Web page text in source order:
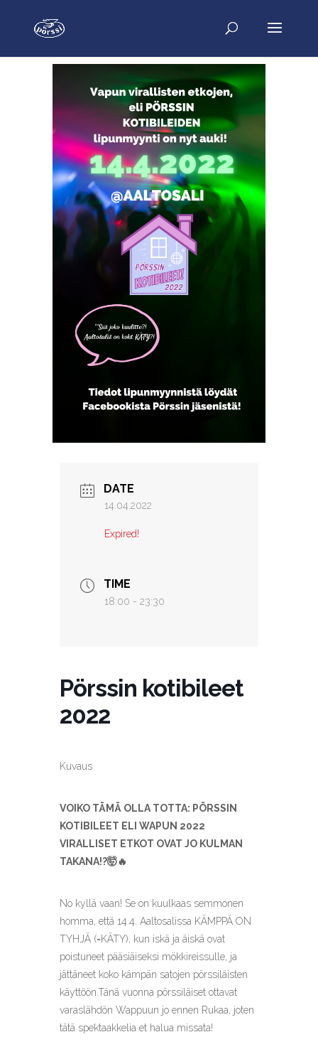
DATE
14.04.2022
Expired!
TIME
18:00 - 23:30
Pörssin kotibileet
2022
Kuvaus
VOIKO TÄMÄ OLLA TOTTA: PÖRSSIN
KOTIBILEET ELI WAPUN 2022
VIRALLISET ETKOT OVAT JO KULMAN
TAKANA!?🤯🔥
No kyllä vaan! Se on kuulkaas semmonen
homma, että 14.4. Aaltosalissa KÄMPPÄ ON
TYHJÄ (=KÄTY), kun iskä ja äiskä ovat
poistuneet pääsiäiseksi mökkireissulle, ja
jättäneet koko kämpän satojen pörssiläisten
käyttöön.Tänä vuonna pörssiläiset ottavat
varaslähdön Wappuun jo ennen Rukaa, joten
tätä spektaakkelia et halua missata!